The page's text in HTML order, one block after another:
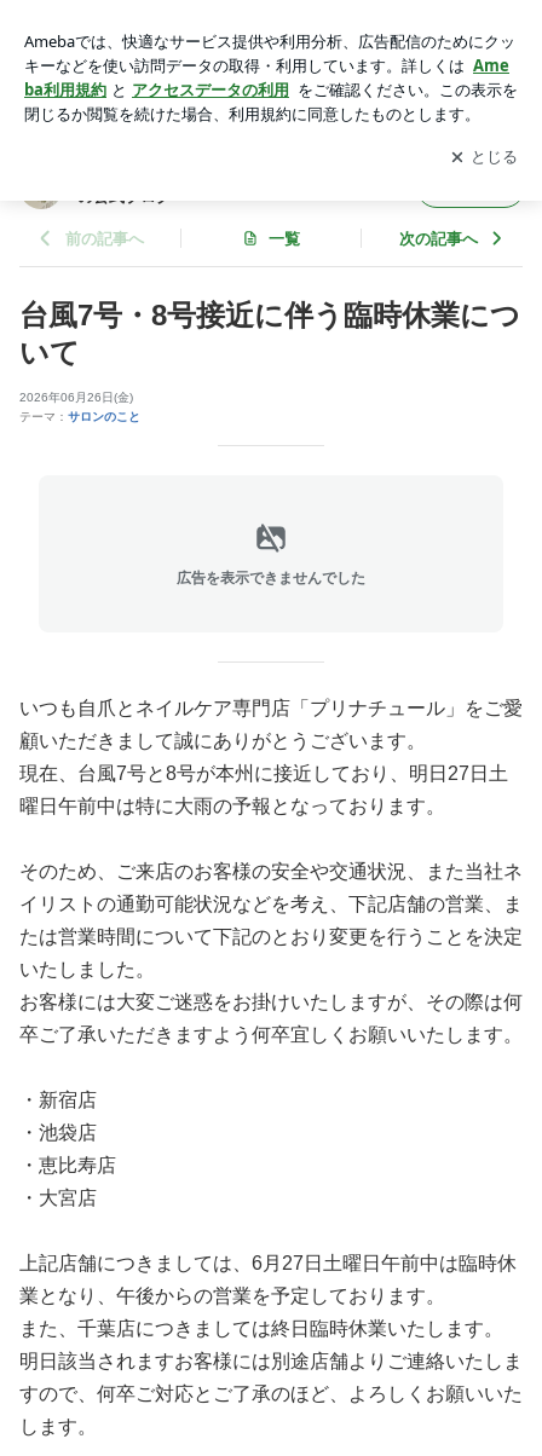
専門サロン プリナチュールの公式ブログ
アプリをダウンロードして ブログの更新通知
を受け取りまし
ょう。
開く
の公式ブログ
前の記事へ 一覧 次の記事へ
台風7号・8号接近に伴う臨時休業につ
いて
2026年06月26日(金)
テーマ： サロンのこと
広告を表示できませんでした
いつも自爪とネイルケア専門店「プリナチュール」をご愛
顧いただきまして誠にありがとうございます。
現在、台風7号と8号が本州に接近しており、明日27日土
曜日午前中は特に大雨の予報となっております。
そのため、ご来店のお客様の安全や交通状況、また当社ネ
イリストの通勤可能状況などを考え、下記店舗の営業、ま
たは営業時間について下記のとおり変更を行うことを決定
いたしました。
お客様には大変ご迷惑をお掛けいたしますが、その際は何
卒ご了承いただきますよう何卒宜しくお願いいたします。
・新宿店
・池袋店
・恵比寿店
・大宮店
上記店舗につきましては、6月27日土曜日午前中は臨時休
業となり、午後からの営業を予定しております。
また、千葉店につきましては終日臨時休業いたします。
明日該当されますお客様には別途店舗よりご連絡いたしま
すので、何卒ご対応とご了承のほど、よろしくお願いいた
します。